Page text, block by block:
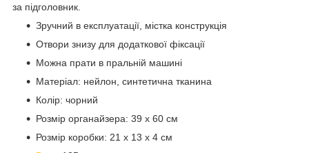
за підголовник.
Зручний в експлуатації, містка конструкція
Отвори знизу для додаткової фіксації
Можна прати в пральній машині
Матеріал: нейлон, синтетична тканина
Колір: чорний
Розмір органайзера: 39 х 60 см
Розмір коробки: 21 x 13 x 4 см